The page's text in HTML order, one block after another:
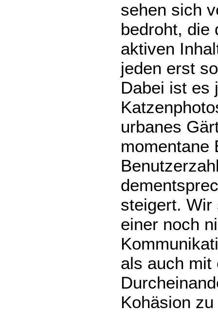
sehen sich
bedroht, die
aktiven
jeden erst
Dabei ist es
urbanes
momentane
steigert. Wir
einer noch
als auch mit
Kohäsion